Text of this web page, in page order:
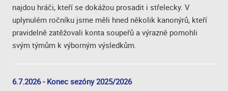
najdou hráči, kteří se dokážou prosadit i střelecky. V
uplynulém ročníku jsme měli hned několik kanonýrů, kteří
pravidelně zatěžovali konta soupeřů a výrazně pomohli
svým týmům k výborným výsledkům.
6.7.2026 - Konec sezóny 2025/2026